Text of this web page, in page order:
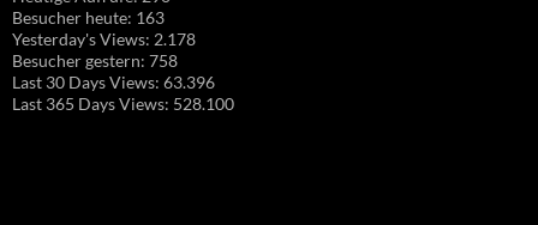
Besucher heute: 163
Yesterday's Views: 2.178
Besucher gestern: 758
Last 30 Days Views: 63.396
Last 365 Days Views: 528.100